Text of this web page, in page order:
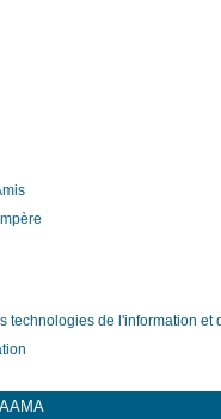
technologies de l'information et